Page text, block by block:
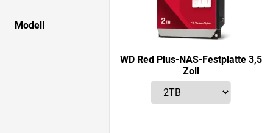
Modell
WD Red Plus-NAS-Festplatte 3,5
Zoll